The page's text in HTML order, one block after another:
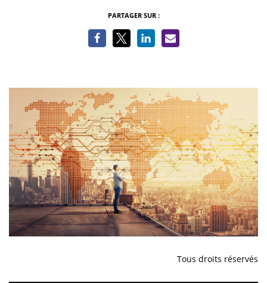
PARTAGER SUR :
Tous droits réservés